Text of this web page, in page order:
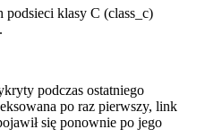
klasy C (class_c)
podczas ostatniego
po raz pierwszy, link
się ponownie po jego